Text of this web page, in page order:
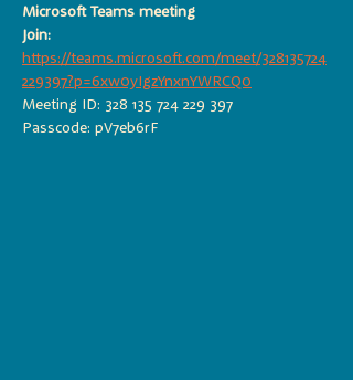
Microsoft Teams meeting
Join:
https://teams.microsoft.com/meet/328135724
229397?p=6xw0yIgzYnxnYWRCQ0
Meeting ID: 328 135 724 229 397
Passcode: pV7eb6rF